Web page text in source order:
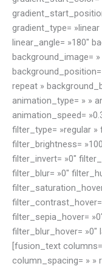
gradient_type=
linear_angle= »180″
background_image=
repeat »
animation_type= » »
animation_speed=
filter_type= »regular »
filter_brightness=
filter_invert= »0″
filter_blur= »0″
filter_contrast_hover=
filter_sepia_hover=
filter_blur_hover= »0″
[fusion_text
column_spacing= » »